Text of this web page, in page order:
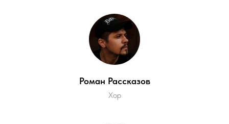
Роман Рассказов
Хор